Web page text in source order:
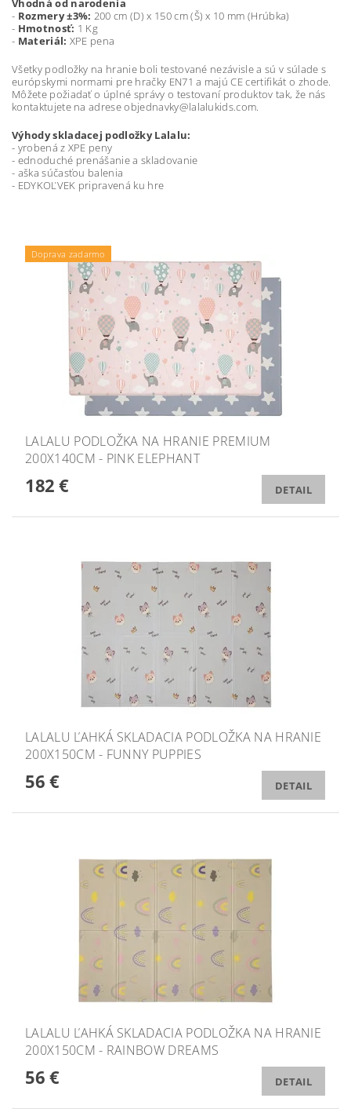
Vhodná od narodenia
- Rozmery ±3%: 200 cm (D) x 150 cm (Š) x 10 mm (Hrúbka)
- Hmotnosť: 1 Kg
- Materiál: XPE pena
Všetky podložky na hranie boli testované nezávisle a sú v súlade s
európskymi normami pre hračky EN71 a majú CE certifikát o zhode.
Môžete požiadať o úplné správy o testovaní produktov tak, že nás
kontaktujete na adrese objednavky@lalalukids.com.
Výhody skladacej podložky Lalalu:
- yrobená z XPE peny
- ednoduché prenášanie a skladovanie
- aška súčasťou balenia
- EDYKOĽVEK pripravená ku hre
Doprava zadarmo
LALALU PODLOŽKA NA HRANIE PREMIUM
200X140CM - PINK ELEPHANT
182 € DETAIL
LALALU ĽAHKÁ SKLADACIA PODLOŽKA NA HRANIE
200X150CM - FUNNY PUPPIES
56 € DETAIL
LALALU ĽAHKÁ SKLADACIA PODLOŽKA NA HRANIE
200X150CM - RAINBOW DREAMS
56 € DETAIL